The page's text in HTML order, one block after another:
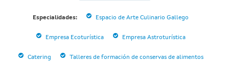
Especialidades: Espacio de Arte Culinario Gallego
Empresa Ecoturística Empresa Astroturística
Catering Talleres de formación de conservas de alimentos